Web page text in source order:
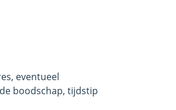
eventueel
boodschap, tijdstip